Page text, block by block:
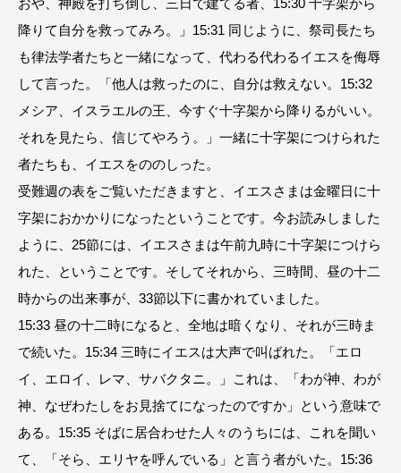
おや、神殿を打ち倒し、三日で建てる者、15:30 十字架から
降りて自分を救ってみろ。」15:31 同じように、祭司長たち
も律法学者たちと一緒になって、代わる代わるイエスを侮辱
して言った。「他人は救ったのに、自分は救えない。15:32
メシア、イスラエルの王、今すぐ十字架から降りるがいい。
それを見たら、信じてやろう。」一緒に十字架につけられた
者たちも、イエスをののしった。
受難週の表をご覧いただきますと、イエスさまは金曜日に十
字架におかかりになったということです。今お読みしました
ように、25節には、イエスさまは午前九時に十字架につけら
れた、ということです。そしてそれから、三時間、昼の十二
時からの出来事が、33節以下に書かれていました。
15:33 昼の十二時になると、全地は暗くなり、それが三時ま
で続いた。15:34 三時にイエスは大声で叫ばれた。「エロ
イ、エロイ、レマ、サバクタニ。」これは、「わが神、わが
神、なぜわたしをお見捨てになったのですか」という意味で
ある。15:35 そばに居合わせた人々のうちには、これを聞い
て、「そら、エリヤを呼んでいる」と言う者がいた。15:36